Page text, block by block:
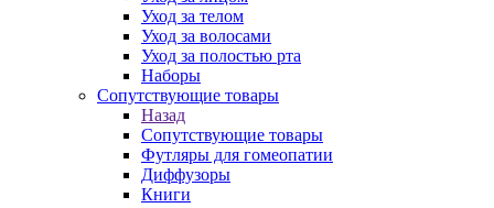
Уход за телом
Уход за волосами
Уход за полостью рта
Наборы
Сопутствующие товары
Назад
Сопутствующие товары
Футляры для гомеопатии
Диффузоры
Книги